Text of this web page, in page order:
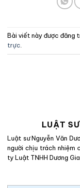
Bài viết này được đăng
trực.
LUẬT
Luật sư Nguyễn Văn
người chịu trách nhiệm
ty Luật TNHH Dương Gia.